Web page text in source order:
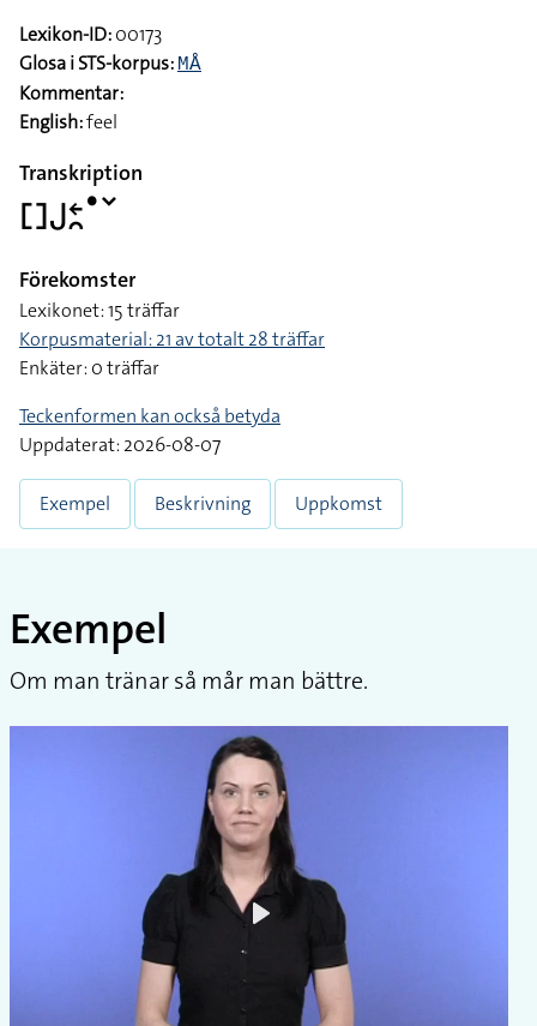
Lexikon-ID:00173
Glosa i STS-korpus: MÅ
Kommentar:
English:feel
Transkription
􌤓􌤢􌥓􌥘􌤟􌥧
Förekomster
Lexikonet: 15 träffar
Korpusmaterial: 21 av totalt 28 träffar
Enkäter: 0 träffar
Teckenformen kan också betyda
Uppdaterat: 2026-08-07
Exempel Beskrivning Uppkomst
Exempel
Om man tränar så mår man bättre.